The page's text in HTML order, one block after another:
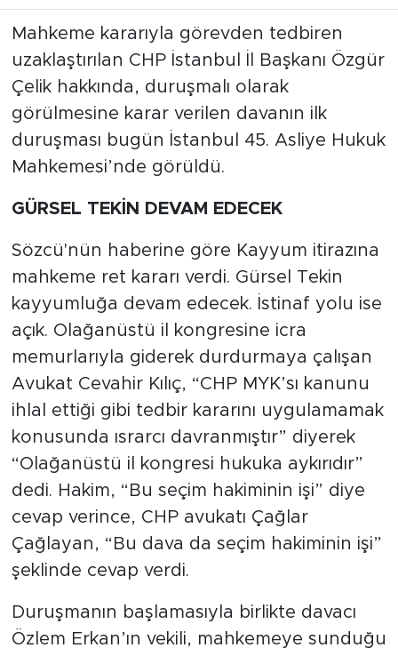
Mahkeme kararıyla görevden tedbiren
uzaklaştırılan CHP İstanbul İl Başkanı Özgür
Çelik hakkında, duruşmalı olarak
görülmesine karar verilen davanın ilk
duruşması bugün İstanbul 45. Asliye Hukuk
Mahkemesi’nde görüldü.
GÜRSEL TEKİN DEVAM EDECEK
Sözcü'nün haberine göre Kayyum itirazına
mahkeme ret kararı verdi. Gürsel Tekin
kayyumluğa devam edecek. İstinaf yolu ise
açık. Olağanüstü il kongresine icra
memurlarıyla giderek durdurmaya çalışan
Avukat Cevahir Kılıç, “CHP MYK’sı kanunu
ihlal ettiği gibi tedbir kararını uygulamamak
konusunda ısrarcı davranmıştır” diyerek
“Olağanüstü il kongresi hukuka aykırıdır”
dedi. Hakim, “Bu seçim hakiminin işi” diye
cevap verince, CHP avukatı Çağlar
Çağlayan, “Bu dava da seçim hakiminin işi”
şeklinde cevap verdi.
Duruşmanın başlamasıyla birlikte davacı
Özlem Erkan’ın vekili, mahkemeye sunduğu